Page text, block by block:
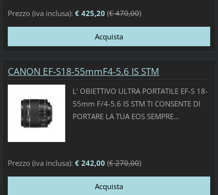
Prezzo (iva inclusa): € 425,20 (€ 470,00)
CANON EF-S18-55mmF4-5.6 IS STM
L' OBIETTIVO ULTRA PORTATILE EF-S 18-
55mm F/4-5.6 IS STM TI CONSENTE DI
PORTARE LA TUA EOS SEMPRE...
Prezzo (iva inclusa): € 242,00 (€ 270,00)